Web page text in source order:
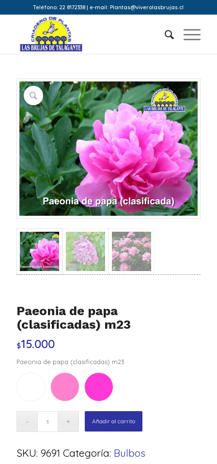
Teléfono: 22 8172338 | e-mail: Plantas@viverolasbrujas.cl
Paeonia de papa
(clasificadas) m23
$15.000
Paeonia de papa (clasificadas) m23
Añadir al carrito
SKU: 9691 Categoría: Bulbos